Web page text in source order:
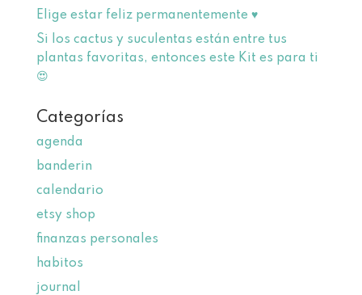
Elige estar feliz permanentemente ♥
Si los cactus y suculentas están entre tus
plantas favoritas, entonces este Kit es para ti
😍
Categorías
agenda
banderin
calendario
etsy shop
finanzas personales
habitos
journal